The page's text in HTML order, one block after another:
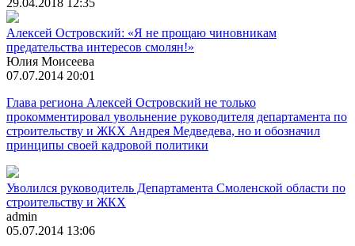
Алексей Островский: «Я не прощаю чиновникам
предательства интересов смолян!»
Юлия Моисеева
07.07.2014 20:01
Глава региона Алексей Островский не только
прокомментировал увольнение руководителя департамента по
строительству и ЖКХ Андрея Медведева, но и обозначил
принципы своей кадровой политики
Уволился руководитель Департамента Смоленской области по
строительству и ЖКХ
admin
05.07.2014 13:06